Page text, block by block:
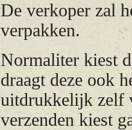
De verkoper zal
verpakken.
Normaliter kiest
draagt deze ook
uitdrukkelijk zelf
verzenden kiest